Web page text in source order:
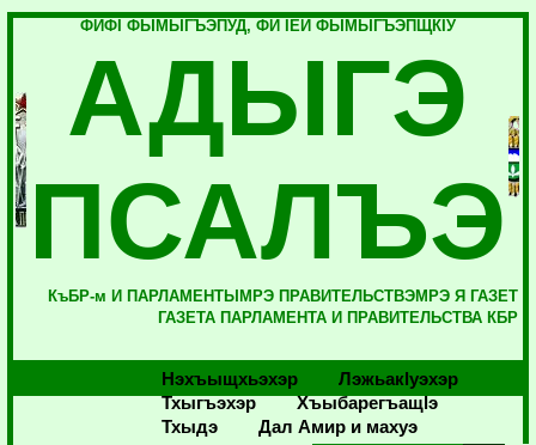
ФИФI ФЫМЫГЪЭПУД, ФИ IЕЙ ФЫМЫГЪЭПЩКIУ
АДЫГЭ
ПСАЛЪЭ
КъБР-м И ПАРЛАМЕНТЫМРЭ ПРАВИТЕЛЬСТВЭМРЭ Я ГАЗЕТ
ГАЗЕТА ПАРЛАМЕНТА И ПРАВИТЕЛЬСТВА КБР
Нэхъыщхьэхэр
Лэжьакlуэхэр
Тхыгъэхэр
Хъыбарегъащlэ
Тхыдэ
Дал Амир и махуэ